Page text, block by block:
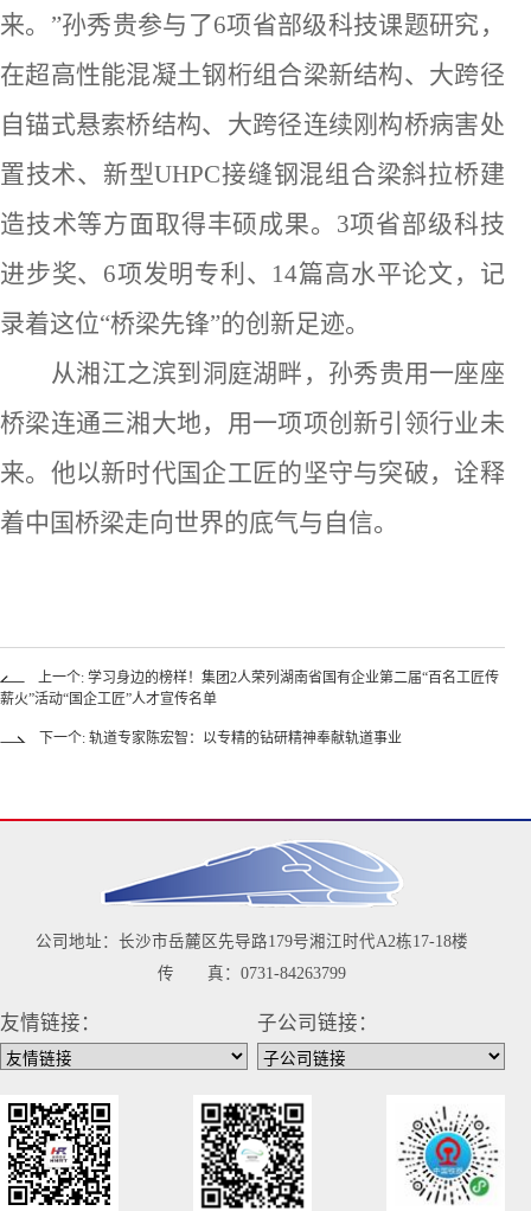
来。”孙秀贵参与了6项省部级科技课题研究，
在超高性能混凝土钢桁组合梁新结构、大跨径
自锚式悬索桥结构、大跨径连续刚构桥病害处
置技术、新型UHPC接缝钢混组合梁斜拉桥建
造技术等方面取得丰硕成果。3项省部级科技
进步奖、6项发明专利、14篇高水平论文，记
录着这位“桥梁先锋”的创新足迹。
从湘江之滨到洞庭湖畔，孙秀贵用一座座
桥梁连通三湘大地，用一项项创新引领行业未
来。他以新时代国企工匠的坚守与突破，诠释
着中国桥梁走向世界的底气与自信。
上一个: 学习身边的榜样！集团2人荣列湖南省国有企业第二届“百名工匠传
薪火”活动“国企工匠”人才宣传名单
下一个: 轨道专家陈宏智：以专精的钻研精神奉献轨道事业
公司地址：长沙市岳麓区先导路179号湘江时代A2栋17-18楼
传 真：0731-84263799
友情链接： 子公司链接：